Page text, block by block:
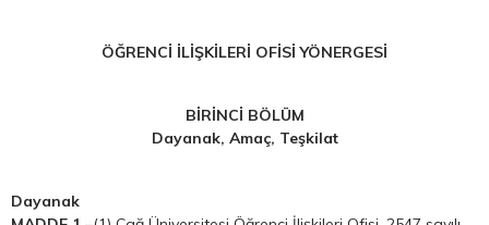
ÖĞRENCİ İLİŞKİLERİ OFİSİ YÖNERGESİ
BİRİNCİ BÖLÜM
Dayanak, Amaç, Teşkilat
Dayanak